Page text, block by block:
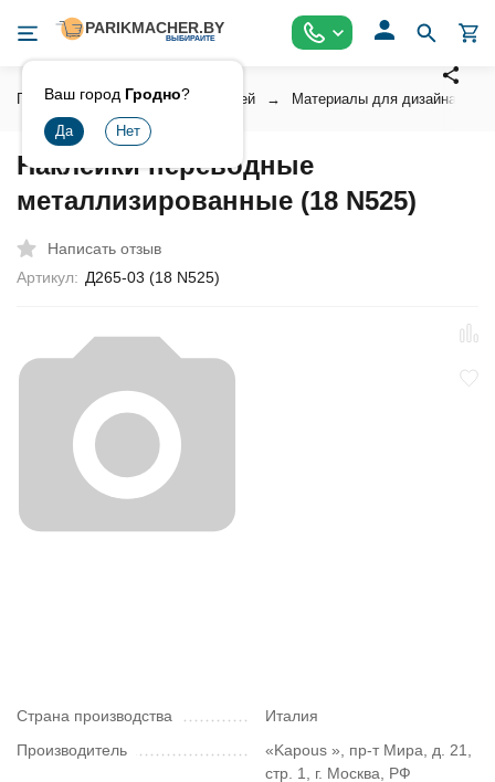
Ваш город Гродно?
Главная Косметика для ногтей Материалы для дизайна
Наклейки переводные
металлизированные (18 N525)
Написать отзыв
Артикул: Д265-03 (18 N525)
Страна производства
Италия
Производитель
«Kapous », пр-т Мира, д. 21,
стр. 1, г. Москва, РФ